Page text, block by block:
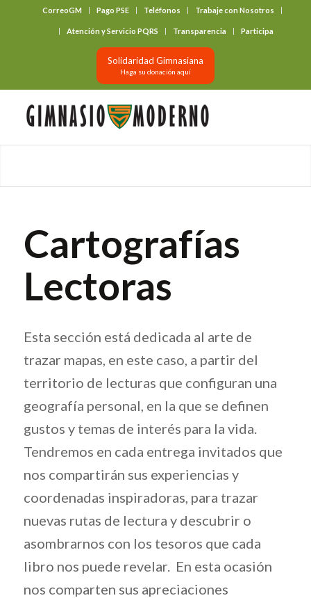
CorreoGM Pago PSE Teléfonos Trabaje con Nosotros
Atención y Servicio PQRS Transparencia Participa
Solidaridad Gimnasiana
Haga su donación aquí
Cartografías
Lectoras
Esta sección está dedicada al arte de
trazar mapas, en este caso, a partir del
territorio de lecturas que configuran una
geografía personal, en la que se definen
gustos y temas de interés para la vida.
Tendremos en cada entrega invitados que
nos compartirán sus experiencias y
coordenadas inspiradoras, para trazar
nuevas rutas de lectura y descubrir o
asombrarnos con los tesoros que cada
libro nos puede revelar. En esta ocasión
nos comparten sus apreciaciones